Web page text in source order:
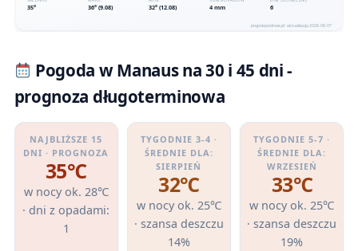
Pogoda w Manaus na 30 i 45 dni -
prognoza długoterminowa
NAJBLIŻSZE 15
DNI · PROGNOZA
35℃
w nocy ok. 28℃
· dni z opadami:
1
TYGODNIE 3-4 ·
ŚREDNIE DLA:
SIERPIEŃ
32℃
w nocy ok. 25℃
· szansa deszczu
14%
TYGODNIE 5-7 ·
ŚREDNIE DLA:
WRZESIEŃ
33℃
w nocy ok. 25℃
· szansa deszczu
19%